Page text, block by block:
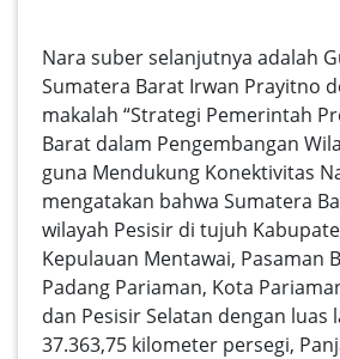
Nara suber selanjutnya adalah
Sumatera Barat Irwan Prayitno
makalah “Strategi Pemerintah
Barat dalam Pengembangan
guna Mendukung Konektivitas
mengatakan bahwa Sumatera
wilayah Pesisir di tujuh
Kepulauan Mentawai, Pasaman
Padang Pariaman, Kota
dan Pesisir Selatan dengan luas
37.363,75 kilometer persegi,